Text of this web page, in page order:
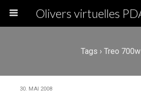
Tags › Treo 700w
30. MAI 2008